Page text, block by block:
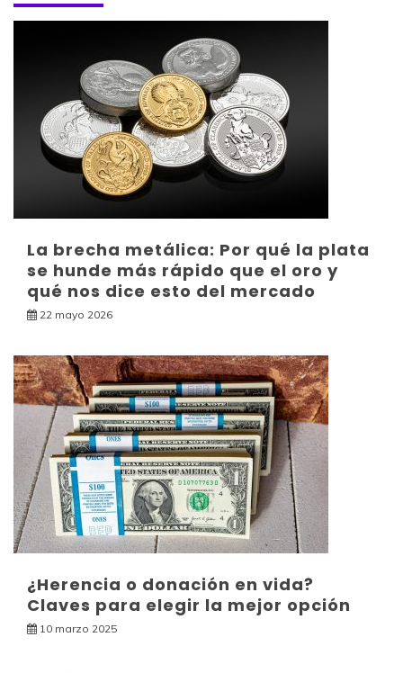
La brecha metálica: Por qué la plata
se hunde más rápido que el oro y
qué nos dice esto del mercado
22 mayo 2026
¿Herencia o donación en vida?
Claves para elegir la mejor opción
10 marzo 2025